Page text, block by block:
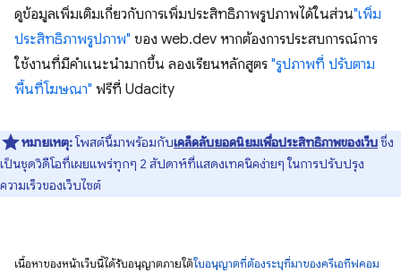
ดูข้อมูลเพิ่มเติมเกี่ยวกับการเพิ่มประสิทธิภาพรูปภาพได้ในส่วน"เพิ่ม
ประสิทธิภาพรูปภาพ" ของ web.dev หากต้องการประสบการณ์การ
ใช้งานที่มีคำแนะนำมากขึ้น ลองเรียนหลักสูตร "รูปภาพที่ ปรับตาม
พื้นที่โฆษณา" ฟรีที่ Udacity
หมายเหตุ:โพสต์นี้มาพร้อมกับเคล็ดลับยอดนิยมเพื่อประสิทธิภาพของเว็บซึ่ง
เป็นชุดวิดีโอที่เผยแพร่ทุกๆ 2 สัปดาห์ที่แสดงเทคนิคง่ายๆ ในการปรับปรุง
ความเร็วของเว็บไซต์
เนื้อหาของหน้าเว็บนี้ได้รับอนุญาตภายใต้ใบอนุญาตที่ต้องระบุที่มาของครีเอทีฟคอม